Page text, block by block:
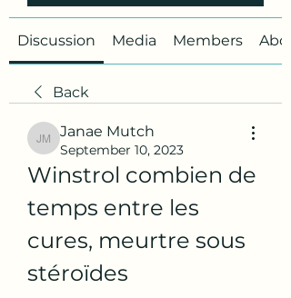
Discussion Media Members
Back
Janae Mutch
Janae Mutch
September 10, 2023
Winstrol combien de
temps entre les
cures, meurtre sous
stéroïdes